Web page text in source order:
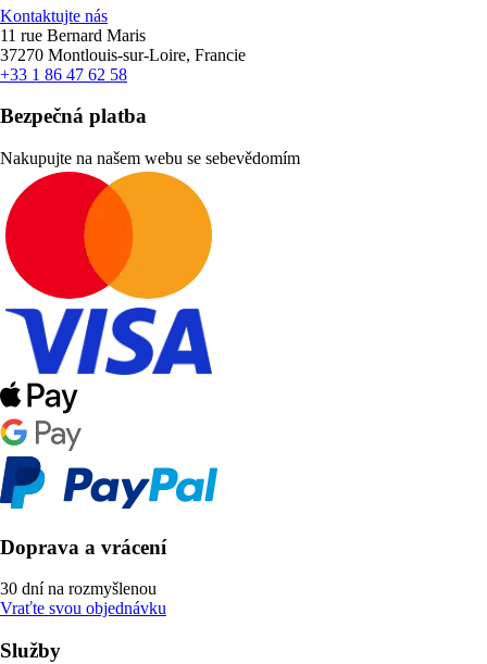
Kontaktujte nás
11 rue Bernard Maris
37270 Montlouis-sur-Loire, Francie
+33 1 86 47 62 58
Bezpečná platba
Nakupujte na našem webu se sebevědomím
Doprava a vrácení
30 dní na rozmyšlenou
Vraťte svou objednávku
Služby